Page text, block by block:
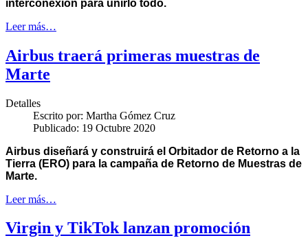
interconexión para unirlo todo.
Leer más…
Airbus traerá primeras muestras de
Marte
Detalles
Escrito por: Martha Gómez Cruz
Publicado: 19 Octubre 2020
Airbus diseñará y construirá el Orbitador de Retorno a la
Tierra (ERO) para la campaña de Retorno de Muestras de
Marte.
Leer más…
Virgin y TikTok lanzan promoción